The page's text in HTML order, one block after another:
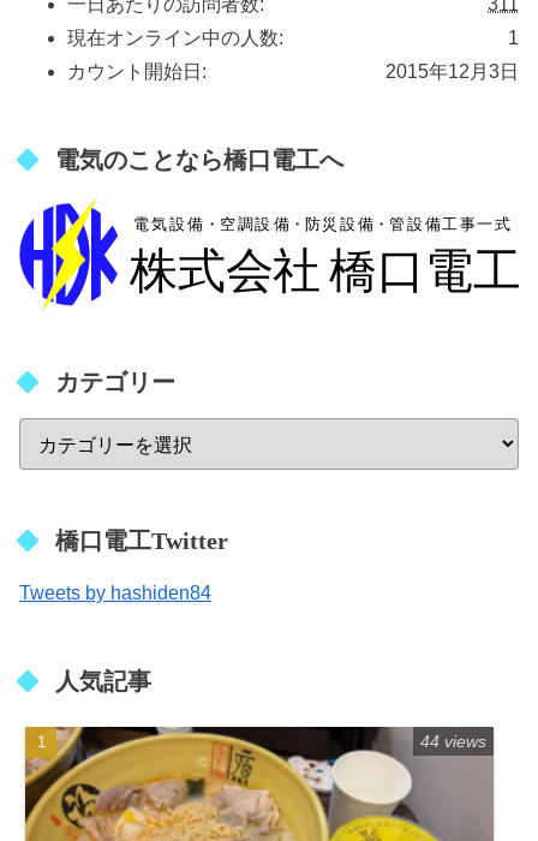
311
一日あたりの訪問者数:
1
現在オンライン中の人数:
2015年12月3日
カウント開始日:
電気のことなら橋口電工へ
カテゴリー
橋口電工Twitter
Tweets by hashiden84
人気記事
44 views